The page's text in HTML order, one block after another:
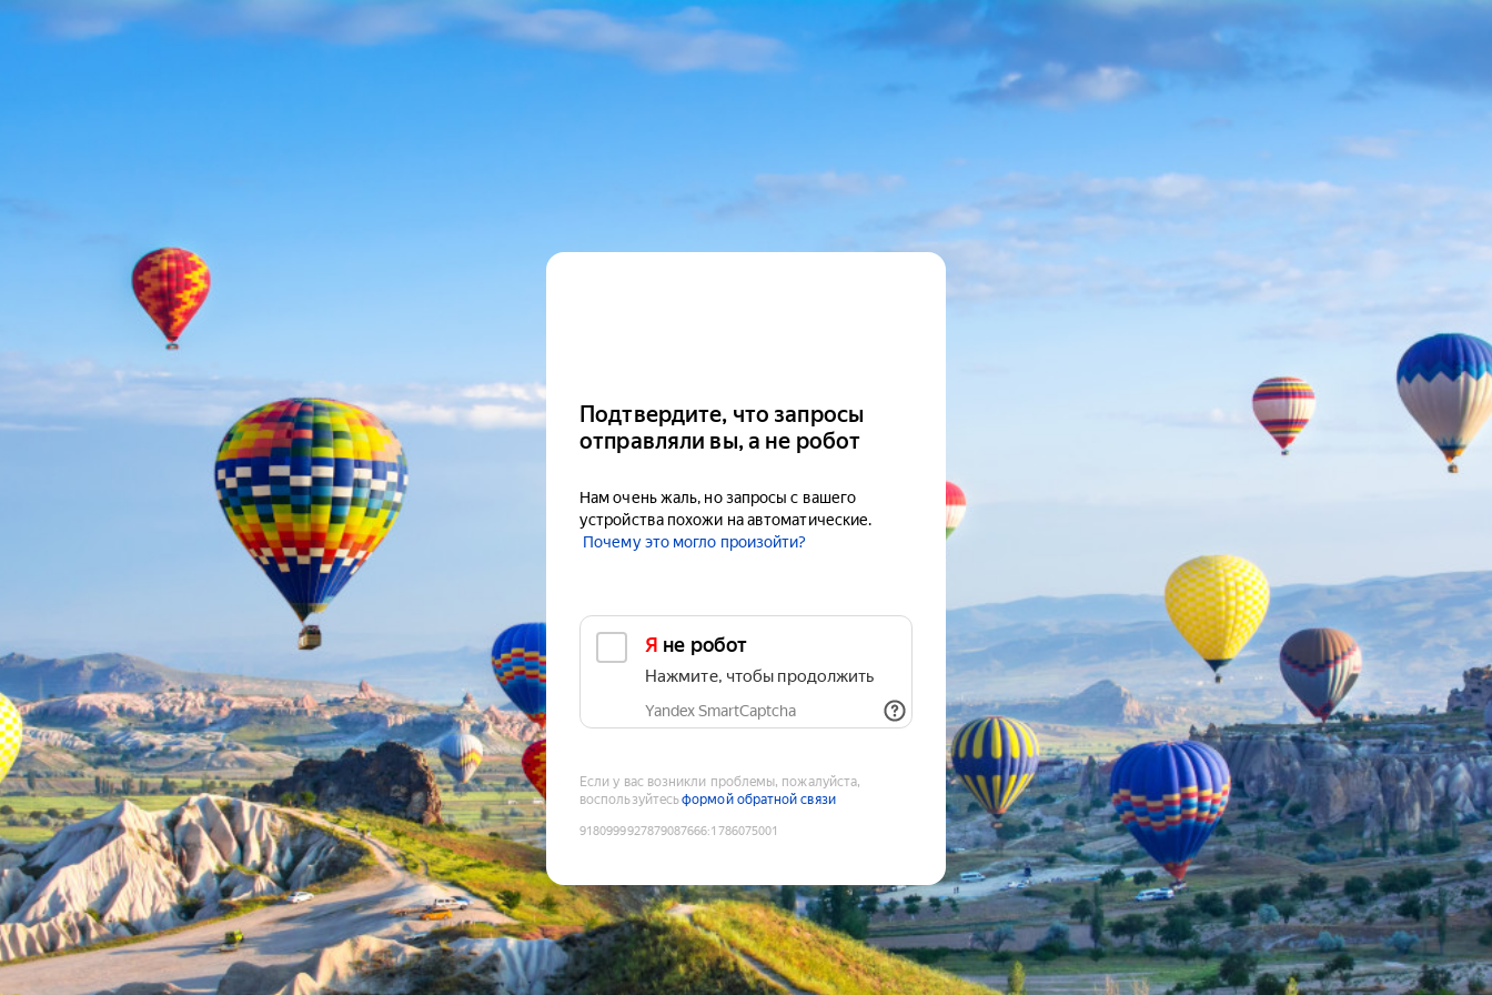
Подтвердите, что запросы
отправляли вы, а не робот
Нам очень жаль, но запросы с вашего
устройства похожи на автоматические.
Почему это могло произойти?
Я не робот
Нажмите, чтобы продолжить
Yandex SmartCaptcha
Если у вас возникли проблемы, пожалуйста,
воспользуйтесьформой обратной связи
9180999927879087666:1786075001